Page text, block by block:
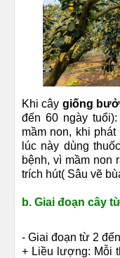
Khi cây giống
đến 60 ngày
mầm non, khi
lúc này dùng
bệnh, vì mầm non
trích hút( Sâu vẽ
b. Giai đoạn cây
- Giai đoạn từ 2
+ Liều lượng: Mỗi